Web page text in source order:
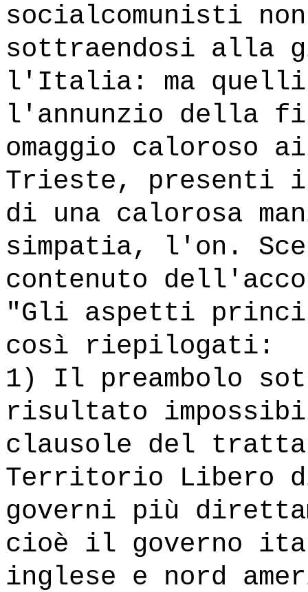
socialcomunisti
sottraendosi alla
l'Italia: ma quelli
l'annunzio della
omaggio caloroso
Trieste, presenti
di una calorosa
simpatia, l'on.
contenuto
"Gli aspetti
così riepilogati:
1) Il preambolo
risultato
clausole del
Territorio Libero
governi più
cioè il governo
inglese e nord